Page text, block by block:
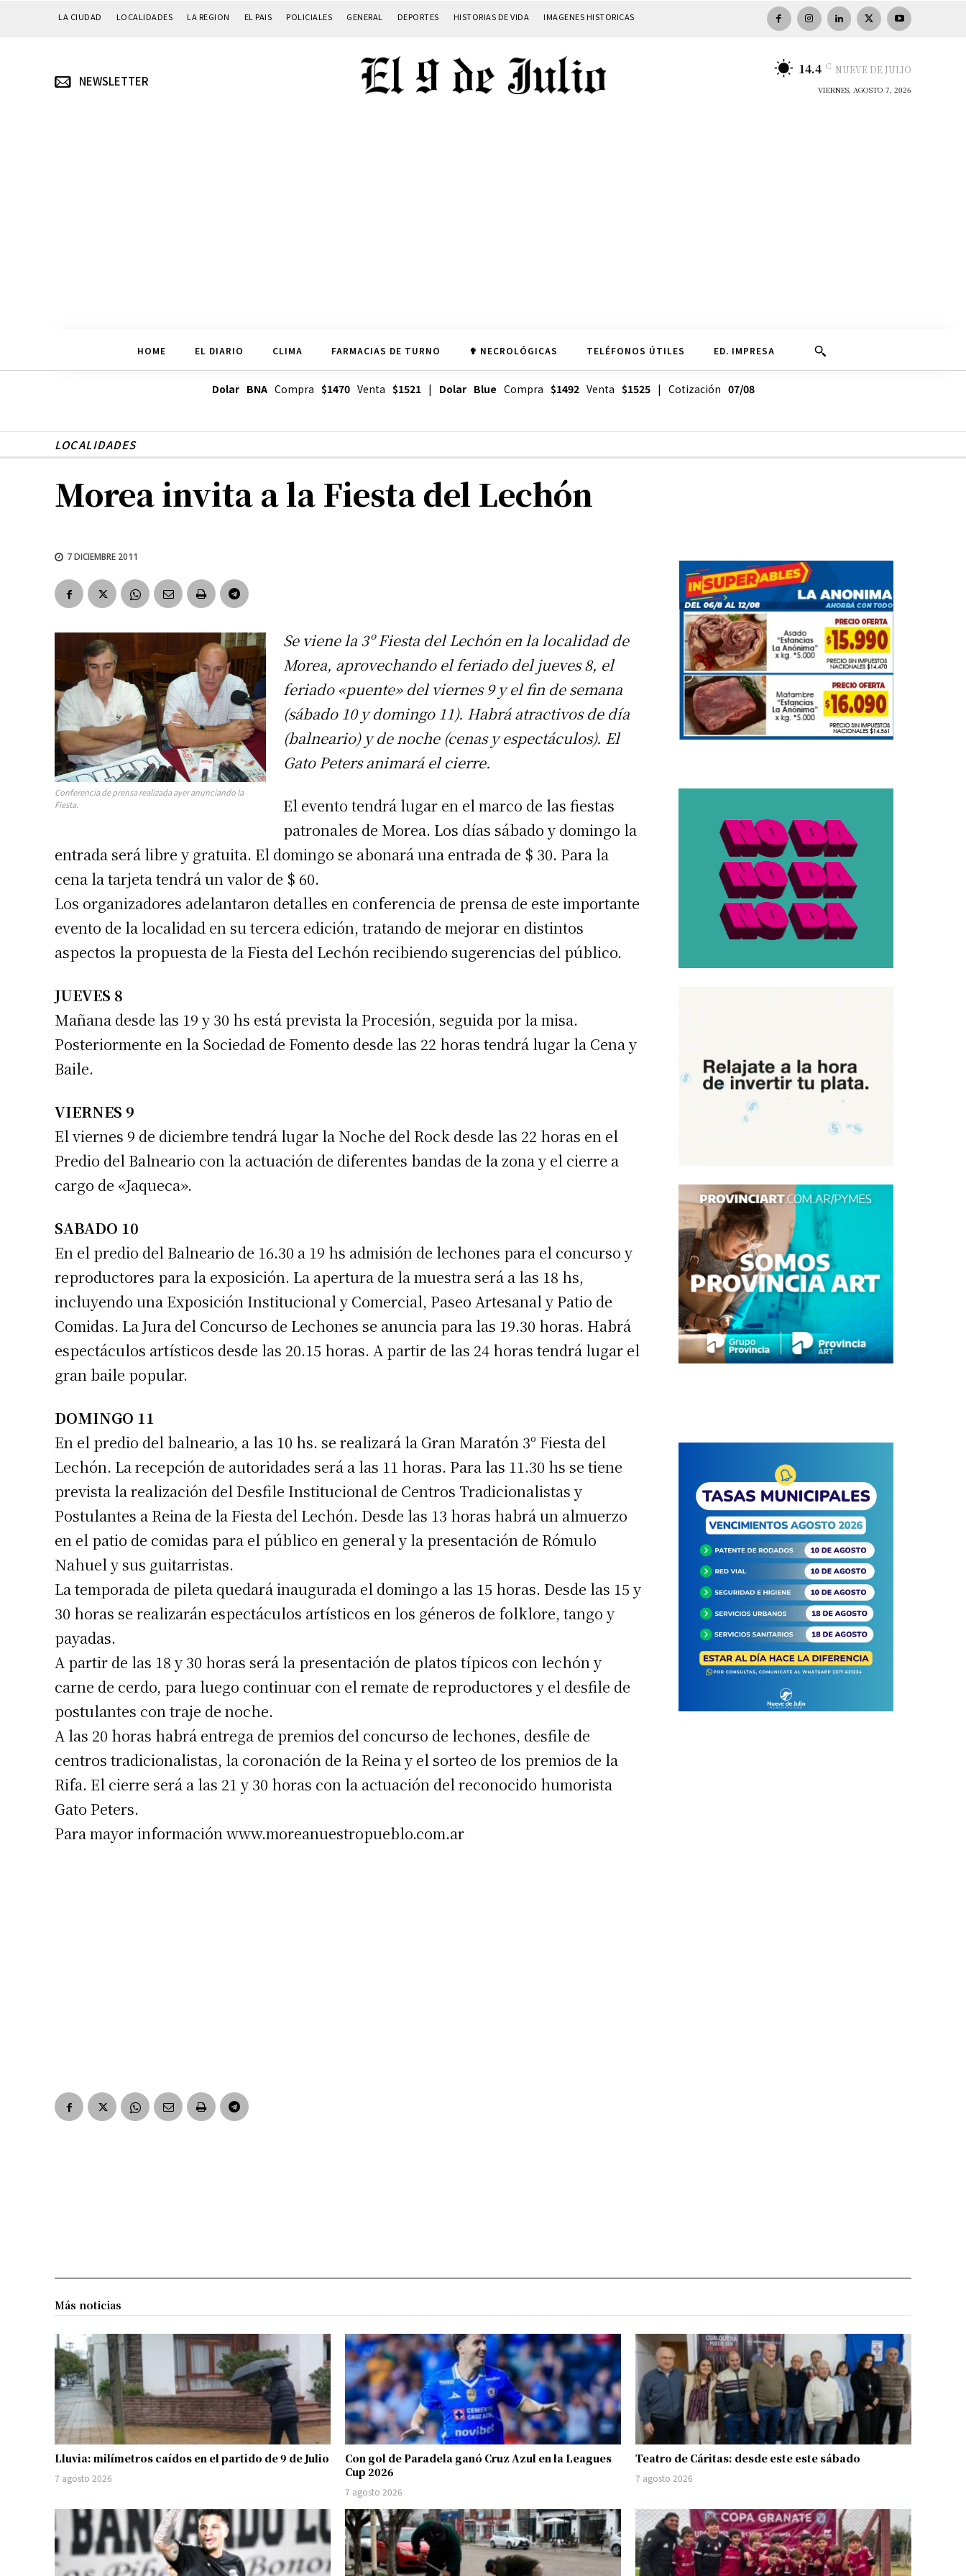
*Requerido
Dirección de correo electrónico *
Nombre
Número de teléfono
LA CIUDAD LOCALIDADES LA REGION EL PAIS POLICIALES GENERAL DEPORTES HISTORIAS DE VIDA IMAGENES HISTORICAS
NEWSLETTER
14.4 C NUEVE DE JULIO
VIERNES, AGOSTO 7, 2026
HOME EL DIARIO CLIMA FARMACIAS DE TURNO ✟ NECROLÓGICAS TELÉFONOS ÚTILES ED. IMPRESA
Dolar BNACompra $1470Venta $1521| Dolar Blue Compra $1492Venta $1525| Cotización 07/08
LOCALIDADES
Morea invita a la Fiesta del Lechón
7 DICIEMBRE 2011
Conferencia de prensa realizada ayer anunciando la
Fiesta.
Se viene la 3º Fiesta del Lechón en la localidad de
Morea, aprovechando el feriado del jueves 8, el
feriado «puente» del viernes 9 y el fin de semana
(sábado 10 y domingo 11). Habrá atractivos de día
(balneario) y de noche (cenas y espectáculos). El
Gato Peters animará el cierre.
El evento tendrá lugar en el marco de las fiestas
patronales de Morea. Los días sábado y domingo la
entrada será libre y gratuita. El domingo se abonará una entrada de $ 30. Para la
cena la tarjeta tendrá un valor de $ 60.
Los organizadores adelantaron detalles en conferencia de prensa de este importante
evento de la localidad en su tercera edición, tratando de mejorar en distintos
aspectos la propuesta de la Fiesta del Lechón recibiendo sugerencias del público.
JUEVES 8
Mañana desde las 19 y 30 hs está prevista la Procesión, seguida por la misa.
Posteriormente en la Sociedad de Fomento desde las 22 horas tendrá lugar la Cena y
Baile.
VIERNES 9
El viernes 9 de diciembre tendrá lugar la Noche del Rock desde las 22 horas en el
Predio del Balneario con la actuación de diferentes bandas de la zona y el cierre a
cargo de «Jaqueca».
SABADO 10
En el predio del Balneario de 16.30 a 19 hs admisión de lechones para el concurso y
reproductores para la exposición. La apertura de la muestra será a las 18 hs,
incluyendo una Exposición Institucional y Comercial, Paseo Artesanal y Patio de
Comidas. La Jura del Concurso de Lechones se anuncia para las 19.30 horas. Habrá
espectáculos artísticos desde las 20.15 horas. A partir de las 24 horas tendrá lugar el
gran baile popular.
DOMINGO 11
En el predio del balneario, a las 10 hs. se realizará la Gran Maratón 3º Fiesta del
Lechón. La recepción de autoridades será a las 11 horas. Para las 11.30 hs se tiene
prevista la realización del Desfile Institucional de Centros Tradicionalistas y
Postulantes a Reina de la Fiesta del Lechón. Desde las 13 horas habrá un almuerzo
en el patio de comidas para el público en general y la presentación de Rómulo
Nahuel y sus guitarristas.
La temporada de pileta quedará inaugurada el domingo a las 15 horas. Desde las 15 y
30 horas se realizarán espectáculos artísticos en los géneros de folklore, tango y
payadas.
A partir de las 18 y 30 horas será la presentación de platos típicos con lechón y
carne de cerdo, para luego continuar con el remate de reproductores y el desfile de
postulantes con traje de noche.
A las 20 horas habrá entrega de premios del concurso de lechones, desfile de
centros tradicionalistas, la coronación de la Reina y el sorteo de los premios de la
Rifa. El cierre será a las 21 y 30 horas con la actuación del reconocido humorista
Gato Peters.
Para mayor información www.moreanuestropueblo.com.ar
Más noticias
Lluvia: milímetros caídos en el partido de 9 de Julio
7 agosto 2026
Con gol de Paradela ganó Cruz Azul en la Leagues
Cup 2026
7 agosto 2026
Teatro de Cáritas: desde este este sábado
7 agosto 2026